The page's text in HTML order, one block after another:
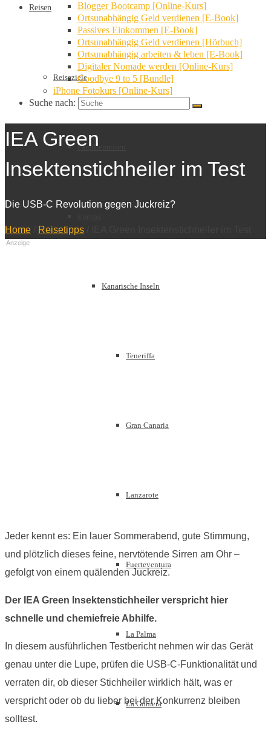
Reisen
Reiseziele
Familienreisen
Kanarische Inseln
Teneriffa
Gran Canaria
Lanzarote
Fuerteventura
La Palma
La Gomera
Blogger Bootcamp [Online-Kurs]
Ortsunabhängig Geld verdienen [E-Book]
Passives Einkommen [E-Book]
Ortsunabhängig Geld verdienen [Hörbuch]
Ortsunabhängig arbeiten & leben [E-Book]
Digitaler Nomade werden [Online-Kurs]
Goodbye 9 to 5 [Bundle]
iPhone Fotokurs [Online-Kurs]
Suche nach:
IEA Green
Insektenstichheiler im Test
Die USB-C Revolution gegen Juckreiz?
Home Reisetipps
Anzeige
Jeder kennt es: Ein lauer Sommerabend, gute Stimmung,
und plötzlich dieses feine, nervtötende Sirren am Ohr –
gefolgt von einem quälenden Juckreiz.
Der IEA Green Insektenstichheiler verspricht hier
schnelle und chemiefreie Abhilfe.
In diesem ausführlichen Testbericht nehmen wir das Gerät
genau unter die Lupe, prüfen die USB-C-Funktionalität und
verraten dir, ob dieser Stichheiler wirklich hält, was er
verspricht oder ob du lieber bei der Konkurrenz bleiben
solltest.